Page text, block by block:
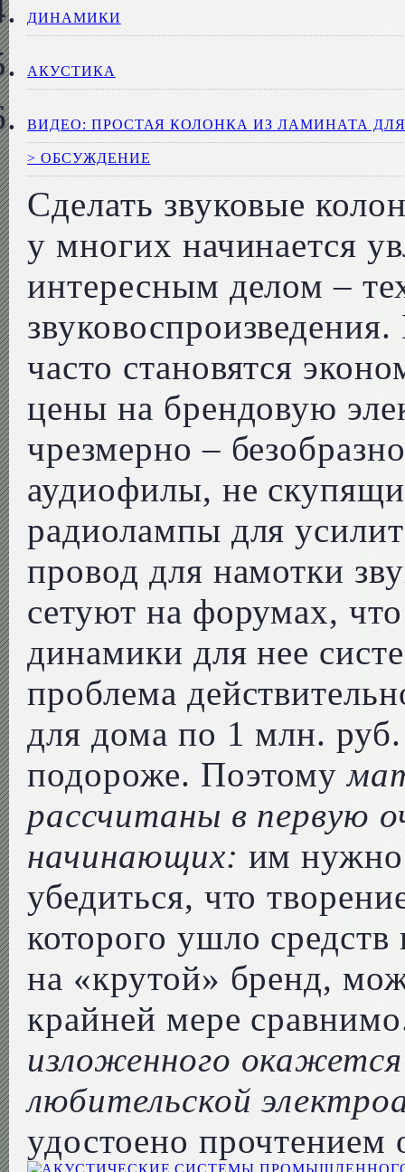
ДИНАМИКИ
АКУСТИКА
ВИДЕО: ПРОСТАЯ КОЛОНКА ИЗ ЛАМИНАТА
> ОБСУЖДЕНИЕ
Сделать звуковые
у многих начинается
интересным делом –
часто становятся
цены на брендовую
чрезмерно –
аудиофилы, не
радиолампы для
провод для намотки
сетуют на форумах,
динамики для нее
проблема
для дома по 1 млн.
подороже. Поэтому
рассчитаны в первую
начинающих: им нужно
убедиться, что
которого ушло
на «крутой» бренд,
крайней мере
изложенного
любительской
удостоено